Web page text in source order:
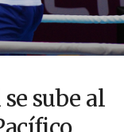
sube al